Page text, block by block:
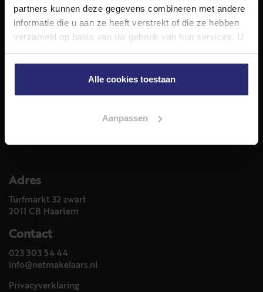
partners kunnen deze gegevens combineren met andere
informatie die u aan ze heeft verstrekt of die ze hebben
verzameld op basis van uw gebruik van hun services. U
gaat akkoord met onze cookies als u onze website blijft
gebruiken.
Alle cookies toestaan
Aanpassen
Diensten
Aankoop
Meer informatie over
Adres
Turfmarkt 32 zwart
2011 CB Haarlem
Contact
023 303 54 44
info@netmakelaars.nl
Privacyverklaring